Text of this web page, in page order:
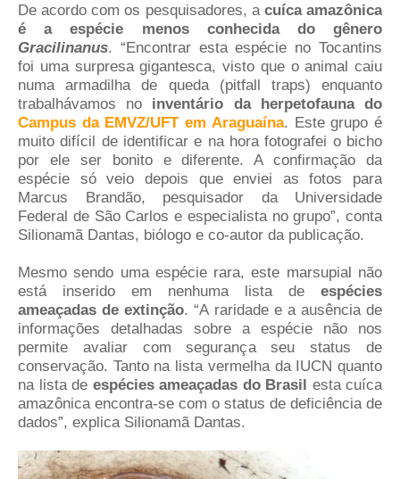
De acordo com os pesquisadores, a cuíca amazônica
é a espécie menos conhecida do gênero
Gracilinanus. “Encontrar esta espécie no Tocantins
foi uma surpresa gigantesca, visto que o animal caiu
numa armadilha de queda (pitfall traps) enquanto
trabalhávamos no inventário da herpetofauna do
Campus da EMVZ/UFT em Araguaína. Este grupo é
muito difícil de identificar e na hora fotografei o bicho
por ele ser bonito e diferente. A confirmação da
espécie só veio depois que enviei as fotos para
Marcus Brandão, pesquisador da Universidade
Federal de São Carlos e especialista no grupo”, conta
Silionamã Dantas, biólogo e co-autor da publicação.
Mesmo sendo uma espécie rara, este marsupial não
está inserido em nenhuma lista de espécies
ameaçadas de extinção. “A raridade e a ausência de
informações detalhadas sobre a espécie não nos
permite avaliar com segurança seu status de
conservação. Tanto na lista vermelha da IUCN quanto
na lista de espécies ameaçadas do Brasil esta cuíca
amazônica encontra-se com o status de deficiência de
dados”, explica Silionamã Dantas.